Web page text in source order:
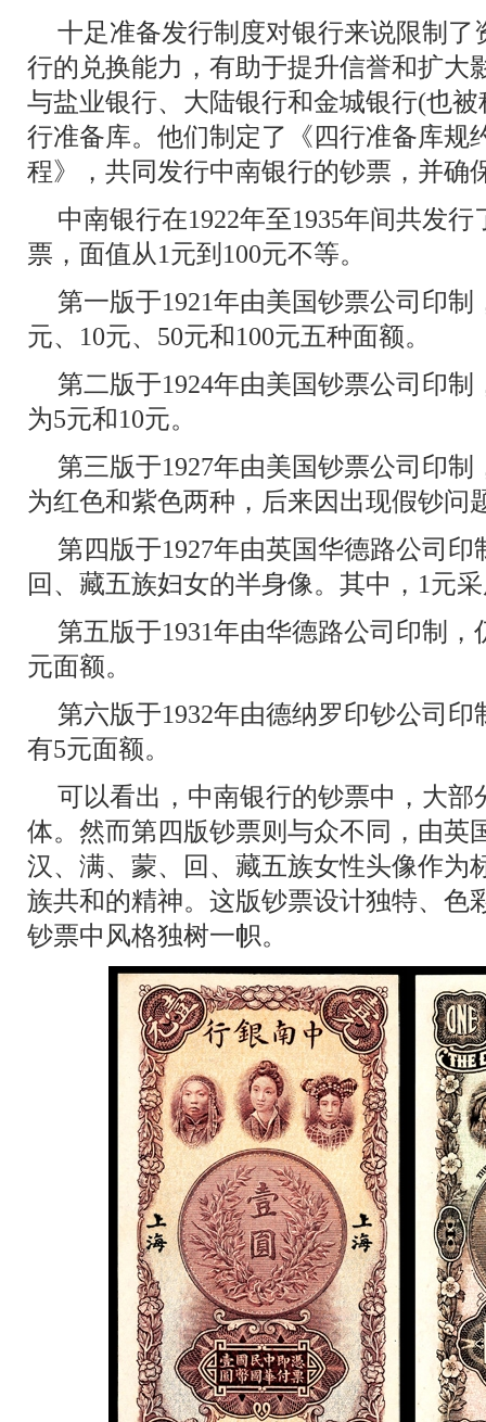
十足准备发行制度对银行来说限制
行的兑换能力，有助于提升信誉和扩大
与盐业银行、大陆银行和金城银行(也
行准备库。他们制定了《四行准备库规
程》，共同发行中南银行的钞票，并确
中南银行在1922年至1935年间共发
票，面值从1元到100元不等。
第一版于1921年由美国钞票公司印
元、10元、50元和100元五种面额。
第二版于1924年由美国钞票公司印
为5元和10元。
第三版于1927年由美国钞票公司印
为红色和紫色两种，后来因出现假钞问
第四版于1927年由英国华德路公司
回、藏五族妇女的半身像。其中，1元
第五版于1931年由华德路公司印制
元面额。
第六版于1932年由德纳罗印钞公司
有5元面额。
可以看出，中南银行的钞票中，大部
体。然而第四版钞票则与众不同，由英
汉、满、蒙、回、藏五族女性头像作为
族共和的精神。这版钞票设计独特、色
钞票中风格独树一帜。